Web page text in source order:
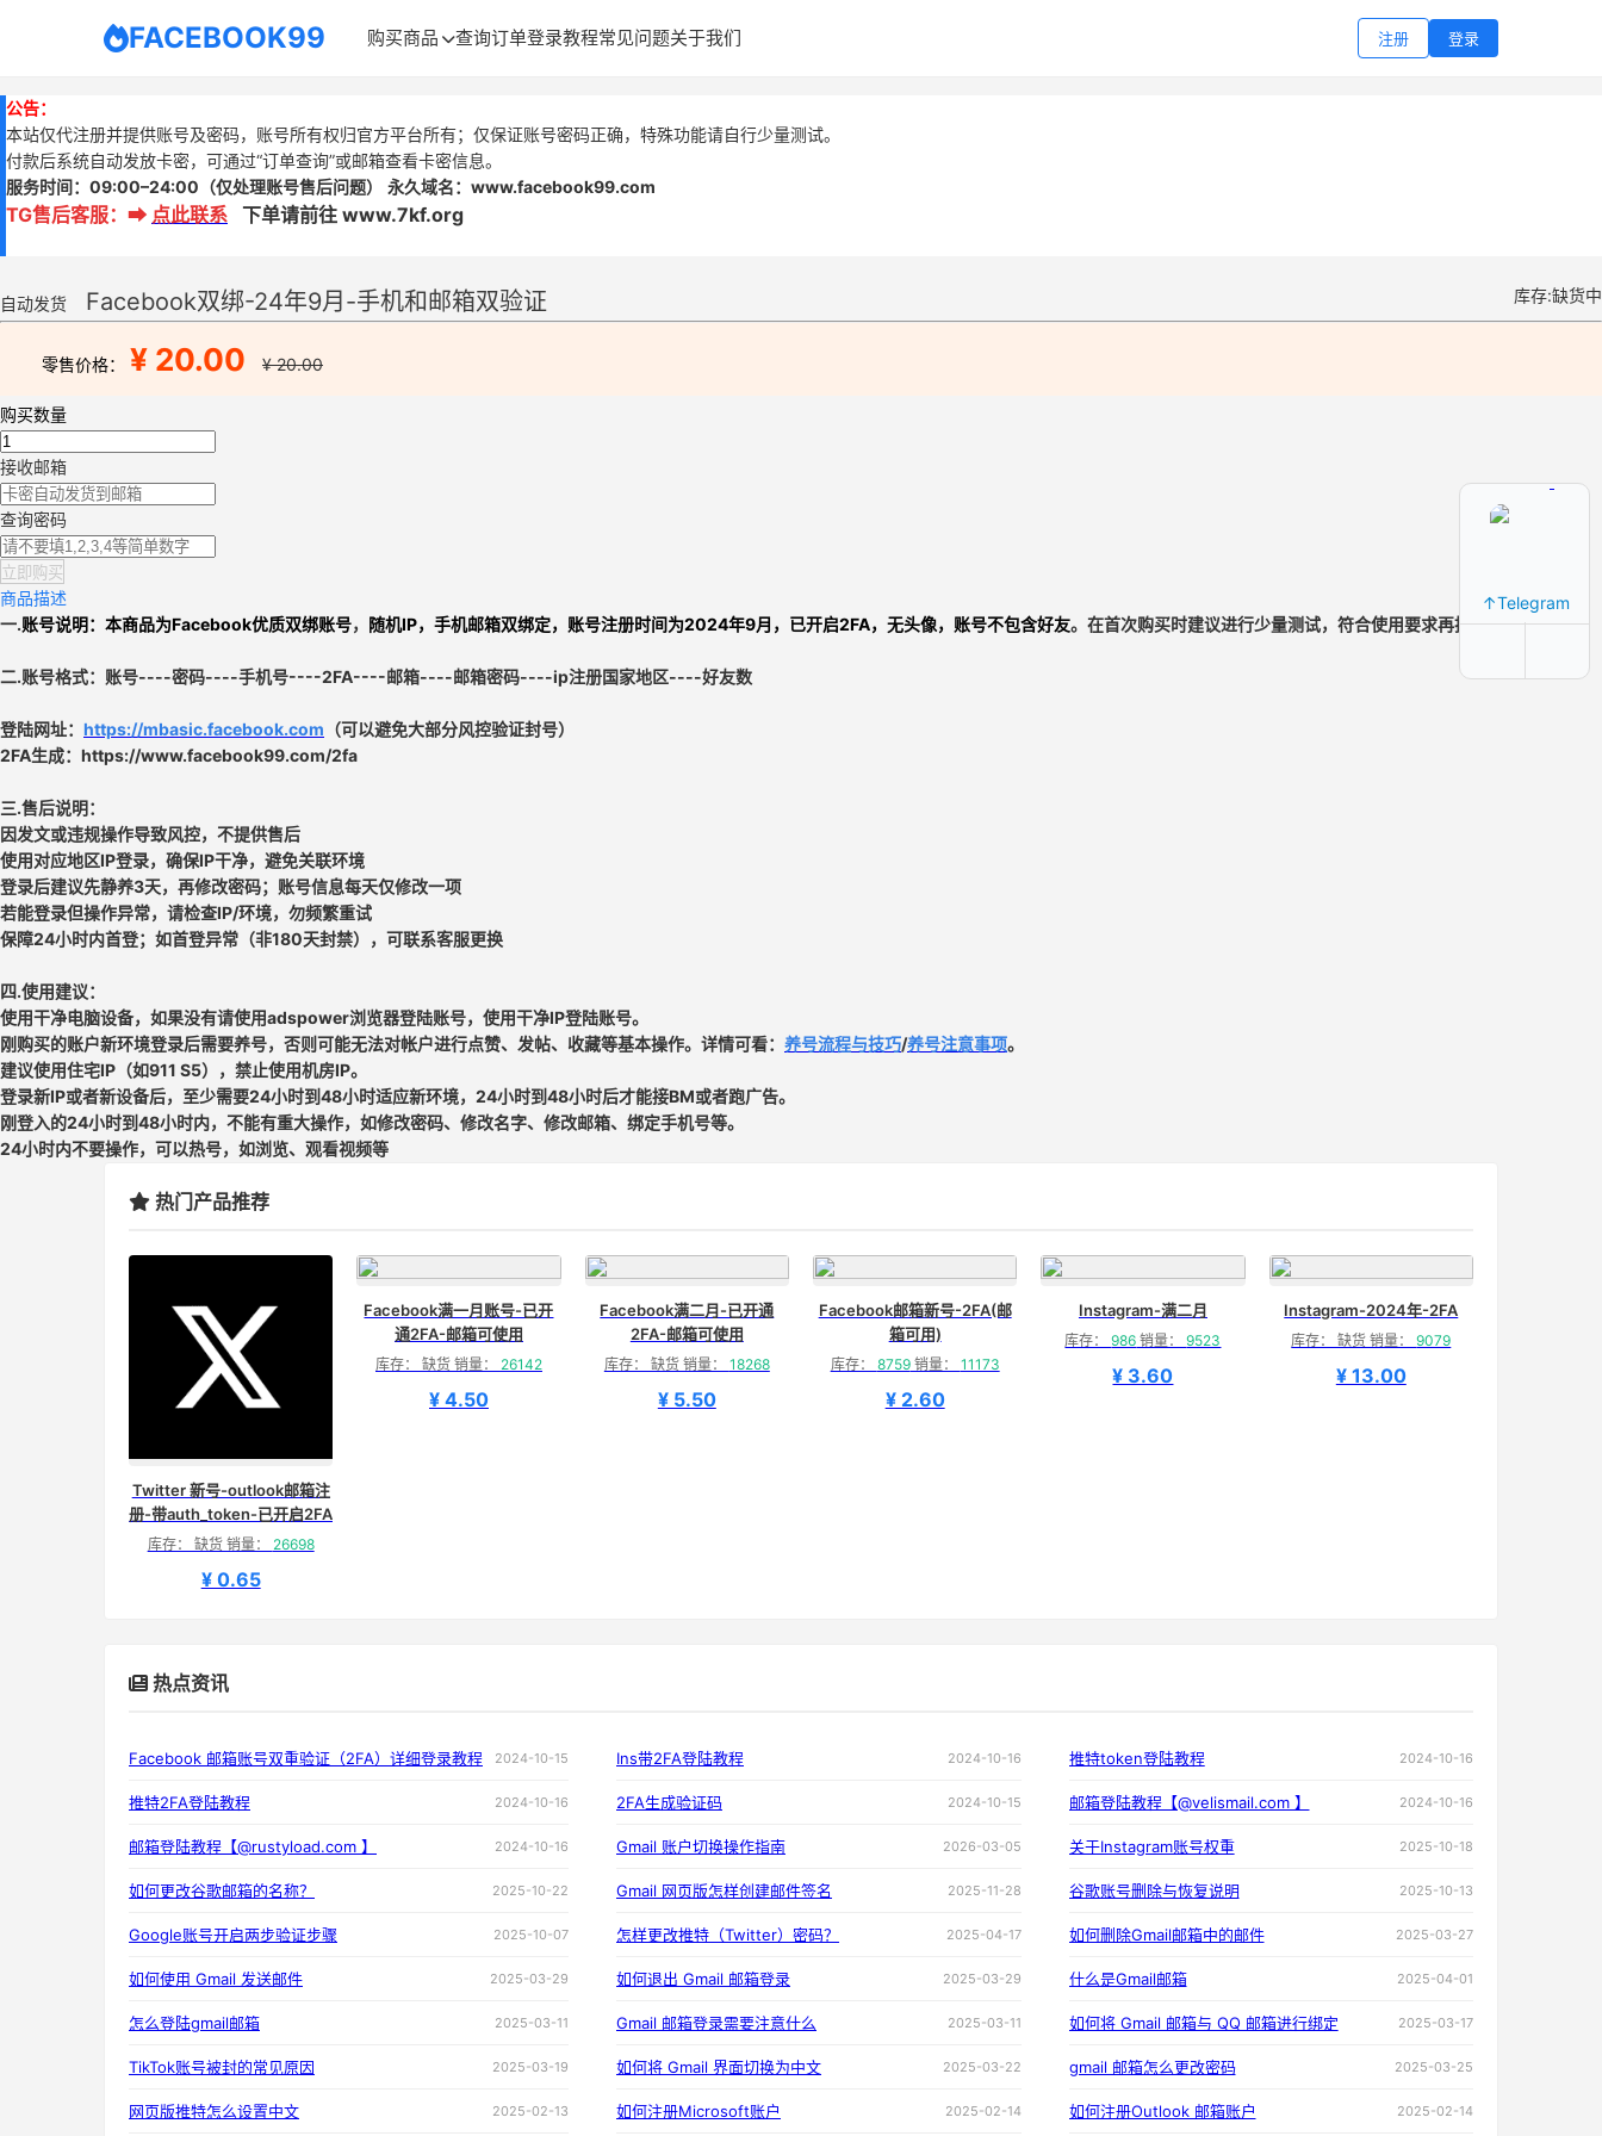
FACEBOOK99 购买商品 查询订单登录教程常见问题关于我们 注册 登录
公告：
本站仅代注册并提供账号及密码，账号所有权归官方平台所有；仅保证账号密码正确，特殊功能请自行少量测试。
付款后系统自动发放卡密，可通过“订单查询”或邮箱查看卡密信息。
服务时间： 09:00–24:00 （仅处理账号售后问题） 永久域名：www.facebook99.com
TG售后客服： ➡ 点此联系 下单请前往 www.7kf.org
自动发货 Facebook双绑-24年9月-手机和邮箱双验证 库存:缺货中
零售价格： ¥ 20.00 ¥ 20.00
购买数量
接收邮箱
查询密码
立即购买
商品描述
一.账号说明：本商品为Facebook优质双绑账号， 随机IP，手机邮箱双绑定， 账号注册时间为2024年9月，已开启2FA，无头像，账号不包含好友。在首次购买时建议进行少量测试，符合使用要求再批量购买。
二.账号格式： 账号----密码----手机号----2FA----邮箱----邮箱密码----ip注册国家地区----好友数
登陆网址： https://mbasic.facebook.com （可以避免大部分风控验证封号）
2FA生成：https://www.facebook99.com/2fa
三.售后说明：
因发文或违规操作导致风控，不提供售后
使用对应地区IP登录，确保IP干净，避免关联环境
登录后建议先静养3天，再修改密码；账号信息每天仅修改一项
若能登录但操作异常，请检查IP/环境，勿频繁重试
保障24小时内首登；如首登异常（非180天封禁），可联系客服更换
四.使用建议：
使用干净电脑设备，如果没有请使用adspower浏览器登陆账号，使用干净IP登陆账号。
刚购买的账户新环境登录后需要养号，否则可能无法对帐户进行点赞、发帖、收藏等基本操作。详情可看： 养号流程与技巧/养号注意事项。
建议使用住宅IP（如911 S5），禁止使用机房IP。
登录新IP或者新设备后，至少需要24小时到48小时适应新环境，24小时到48小时后才能接BM或者跑广告。
刚登入的24小时到48小时内，不能有重大操作，如修改密码、修改名字、修改邮箱、绑定手机号等。
24小时内不要操作，可以热号，如浏览、观看视频等
热门产品推荐
Twitter 新号-outlook邮箱注
册-带auth_token-已开启2FA
库存： 缺货 销量： 26698
¥ 0.65
Facebook满一月账号-已开
通2FA-邮箱可使用
库存： 缺货 销量： 26142
¥ 4.50
Facebook满二月-已开通
2FA-邮箱可使用
库存： 缺货 销量： 18268
¥ 5.50
Facebook邮箱新号-2FA(邮
箱可用)
库存： 8759销量： 11173
¥ 2.60
Instagram-满二月
库存：986 销量：9523
¥ 3.60
Instagram-2024年-2FA
库存： 缺货 销量：9079
¥ 13.00
热点资讯
Facebook 邮箱账号双重验证（2FA）详细登录教程 2024-10-15 Ins带2FA登陆教程 2024-10-16 推特token登陆教程 2024-10-16
推特2FA登陆教程 2024-10-16 2FA生成验证码 2024-10-15 邮箱登陆教程【@velismail.com 】 2024-10-16
邮箱登陆教程【@rustyload.com 】 2024-10-16 Gmail 账户切换操作指南 2026-03-05 关于Instagram账号权重 2025-10-18
如何更改谷歌邮箱的名称？ 2025-10-22 Gmail 网页版怎样创建邮件签名 2025-11-28 谷歌账号删除与恢复说明 2025-10-13
Google账号开启两步验证步骤 2025-10-07 怎样更改推特（Twitter）密码？ 2025-04-17 如何删除Gmail邮箱中的邮件 2025-03-27
如何使用 Gmail 发送邮件 2025-03-29 如何退出 Gmail 邮箱登录 2025-03-29 什么是Gmail邮箱 2025-04-01
怎么登陆gmail邮箱 2025-03-11 Gmail 邮箱登录需要注意什么 2025-03-11 如何将 Gmail 邮箱与 QQ 邮箱进行绑定 2025-03-17
TikTok账号被封的常见原因 2025-03-19 如何将 Gmail 界面切换为中文 2025-03-22 gmail 邮箱怎么更改密码 2025-03-25
网页版推特怎么设置中文 2025-02-13 如何注册Microsoft账户 2025-02-14 如何注册Outlook 邮箱账户 2025-02-14
↑Telegram